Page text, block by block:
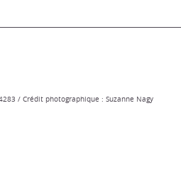
/ Crédit photographique : Suzanne Nagy